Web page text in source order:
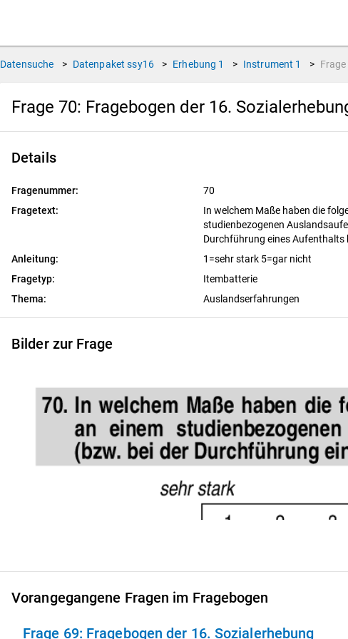
Datensuche > Datenpaket ssy16 > Erhebung 1 > Instrument 1 > Frage
Frage 70: Fragebogen der 16.
Details
Fragenummer:
70
Fragetext:
In welchem Maße haben die
studienbezogenen
Durchführung eines Aufenthalts
Anleitung:
1=sehr stark 5=gar nicht
Fragetyp:
Itembatterie
Thema:
Auslandserfahrungen
Bilder zur Frage
Vorangegangene Fragen im Fragebogen
Frage 69: Fragebogen der 16. Sozialerhebung